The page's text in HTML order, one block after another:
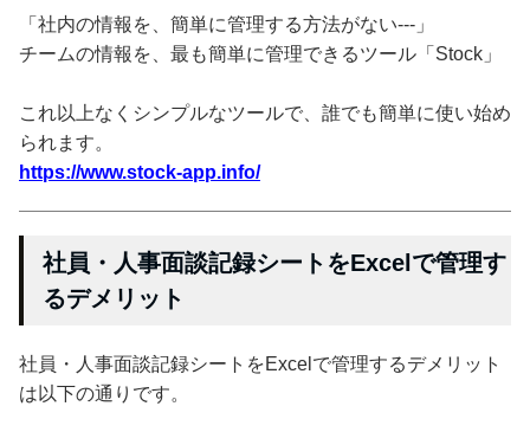
「社内の情報を、簡単に管理する方法がない---」
チームの情報を、最も簡単に管理できるツール「Stock」
これ以上なくシンプルなツールで、誰でも簡単に使い始め
られます。
https://www.stock-app.info/
社員・人事面談記録シートをExcelで管理す
るデメリット
社員・人事面談記録シートをExcelで管理するデメリット
は以下の通りです。